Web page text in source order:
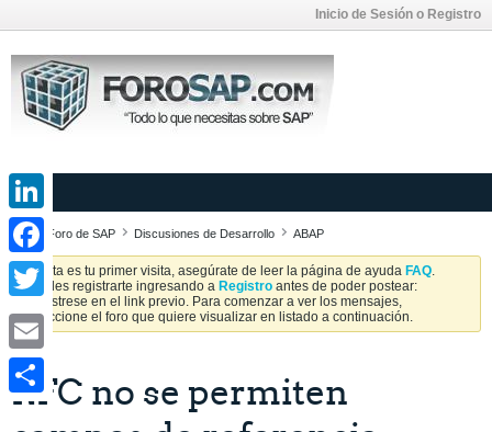
Inicio de Sesión o Registro
Foro de SAP Discusiones de Desarrollo ABAP
Si esta es tu primer visita, asegúrate de leer la página de ayuda FAQ.
Puedes registrarte ingresando a Registro antes de poder postear:
Regístrese en el link previo. Para comenzar a ver los mensajes,
seleccione el foro que quiere visualizar en listado a continuación.
RFC no se permiten
LinkedIn
Facebook
Twitter
Email